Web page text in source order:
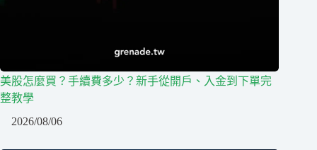
美股怎麼買？手續費多少？新手從開戶、入金到下單完
整教學
2026/08/06